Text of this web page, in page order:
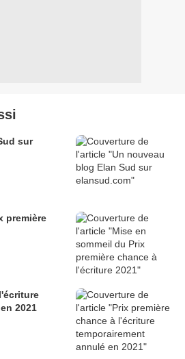
sur
première
2021